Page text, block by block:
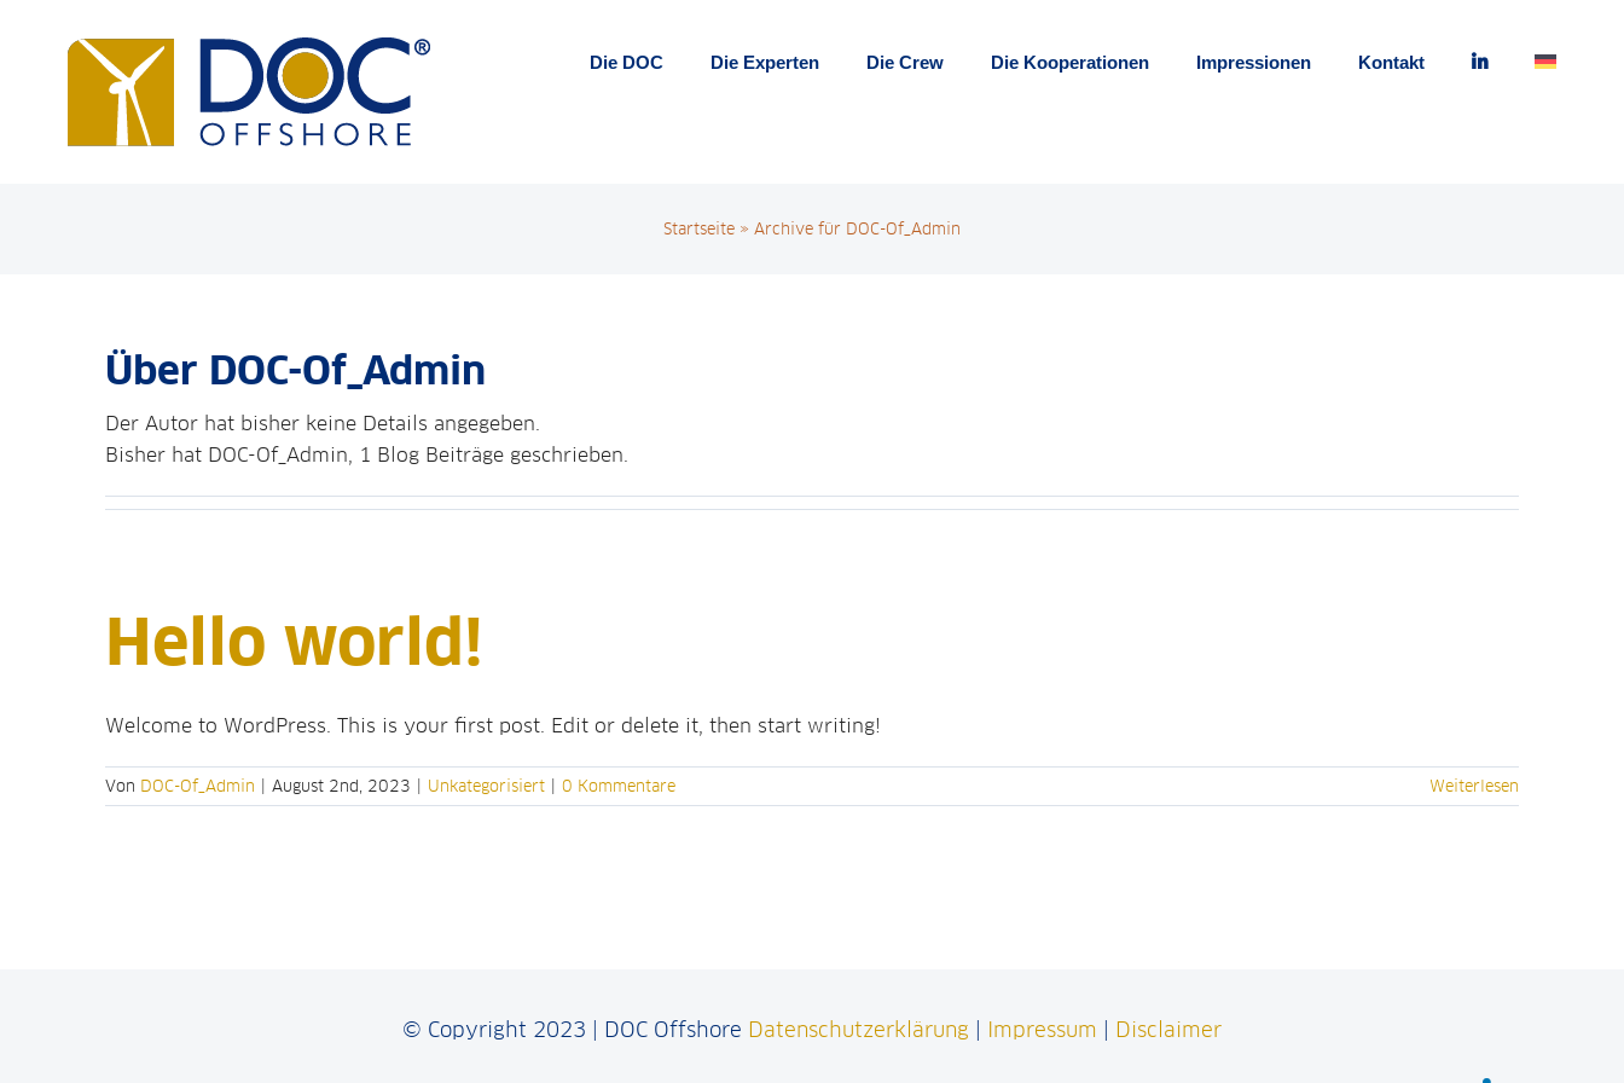
Die DOC Die Experten Die Crew Die Kooperationen Impressionen Kontakt
Startseite » Archive für DOC-Of_Admin
Über DOC-Of_Admin
Der Autor hat bisher keine Details angegeben.
Bisher hat DOC-Of_Admin, 1 Blog Beiträge geschrieben.
Hello world!
Welcome to WordPress. This is your first post. Edit or delete it, then start writing!
Von DOC-Of_Admin August 2nd, 2023 Unkategorisiert 0 Kommentare Weiterlesen
© Copyright 2023 | DOC Offshore Datenschutzerklärung Impressum Disclaimer